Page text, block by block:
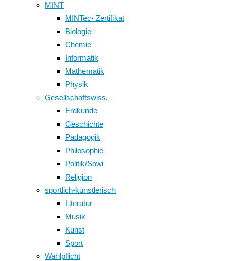
MINT
MINTec- Zertifikat
Biologie
Chemie
Informatik
Mathematik
Physik
Gesellschaftswiss.
Erdkunde
Geschichte
Pädagogik
Philosophie
Politik/Sowi
Religion
sportlich-künstlerisch
Literatur
Musik
Kunst
Sport
Wahlpflicht